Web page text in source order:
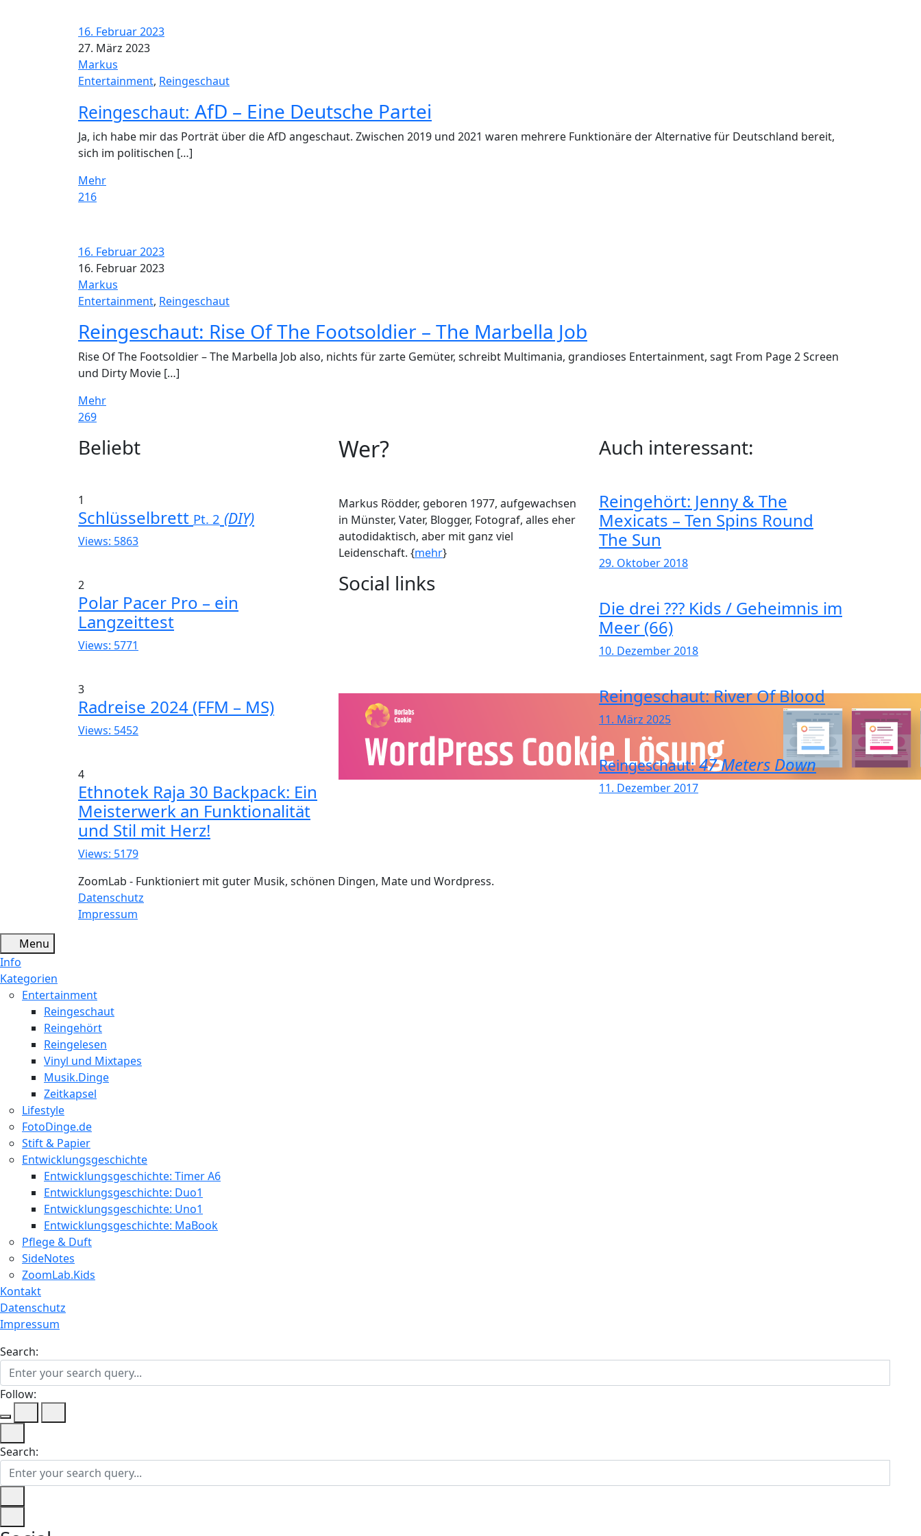
16. Februar 2023
27. März 2023
Markus
Entertainment, Reingeschaut
Reingeschaut: AfD – Eine Deutsche Partei
Ja, ich habe mir das Porträt über die AfD angeschaut. Zwischen 2019 und 2021 waren mehrere Funktionäre der Alternative für Deutschland bereit,
sich im politischen […]
Mehr
216
16. Februar 2023
16. Februar 2023
Markus
Entertainment, Reingeschaut
Reingeschaut: Rise Of The Footsoldier – The Marbella Job
Rise Of The Footsoldier – The Marbella Job also, nichts für zarte Gemüter, schreibt Multimania, grandioses Entertainment, sagt From Page 2 Screen
und Dirty Movie […]
Mehr
269
WidgetsBeliebt
1
Schlüsselbrett Pt. 2 (DIY)
Views: 5863
2
Polar Pacer Pro – ein
Langzeittest
Views: 5771
3
Radreise 2024 (FFM – MS)
Views: 5452
4
Ethnotek Raja 30 Backpack: Ein
Meisterwerk an Funktionalität
und Stil mit Herz!
Views: 5179
Wer?
Markus Rödder, geboren 1977, aufgewachsen
in Münster, Vater, Blogger, Fotograf, alles eher
autodidaktisch, aber mit ganz viel
Leidenschaft. {mehr}
Social links
Auch interessant:
Reingehört: Jenny & The
Mexicats – Ten Spins Round
The Sun
29. Oktober 2018
Die drei ??? Kids / Geheimnis im
Meer (66)
10. Dezember 2018
Reingeschaut: River Of Blood
11. März 2025
Reingeschaut: 47 Meters Down
11. Dezember 2017
ZoomLab - Funktioniert mit guter Musik, schönen Dingen, Mate und Wordpress.
Datenschutz
Impressum
Menu
Info
Kategorien
Entertainment
Reingeschaut
Reingehört
Reingelesen
Vinyl und Mixtapes
Musik.Dinge
Zeitkapsel
Lifestyle
FotoDinge.de
Stift & Papier
Entwicklungsgeschichte
Entwicklungsgeschichte: Timer A6
Entwicklungsgeschichte: Duo1
Entwicklungsgeschichte: Uno1
Entwicklungsgeschichte: MaBook
Pflege & Duft
SideNotes
ZoomLab.Kids
Kontakt
Datenschutz
Impressum
Search:
Follow:
Search: